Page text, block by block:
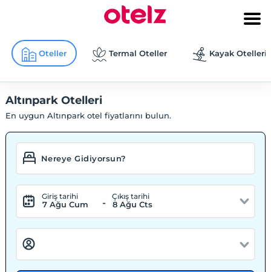
Oteller Termal Oteller Kayak Otelleri
Altınpark Otelleri
En uygun Altınpark otel fiyatlarını bulun.
Giriş tarihi
7 Ağu Cum -
Çıkış tarihi
8 Ağu Cts